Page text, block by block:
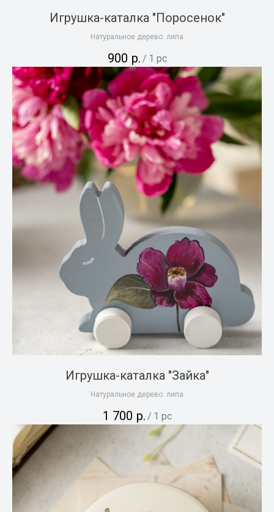
Игрушка-каталка "Поросенок"
Натуральное дерево: липа
900 р. / 1 pc
Игрушка-каталка "Зайка"
Натуральное дерево: липа
1 700 р. / 1 pc